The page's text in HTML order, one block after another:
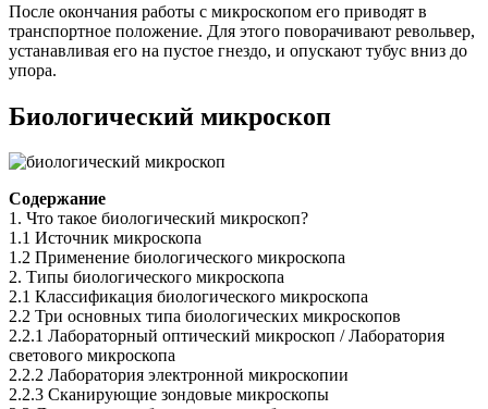
После окончания работы с микроскопом его приводят в
транспортное положение. Для этого поворачивают револьвер,
устанавливая его на пустое гнездо, и опускают тубус вниз до
упора.
Биологический микроскоп
Содержание
1. Что такое биологический микроскоп?
1.1 Источник микроскопа
1.2 Применение биологического микроскопа
2. Типы биологического микроскопа
2.1 Классификация биологического микроскопа
2.2 Три основных типа биологических микроскопов
2.2.1 Лабораторный оптический микроскоп / Лаборатория
светового микроскопа
2.2.2 Лаборатория электронной микроскопии
2.2.3 Сканирующие зондовые микроскопы